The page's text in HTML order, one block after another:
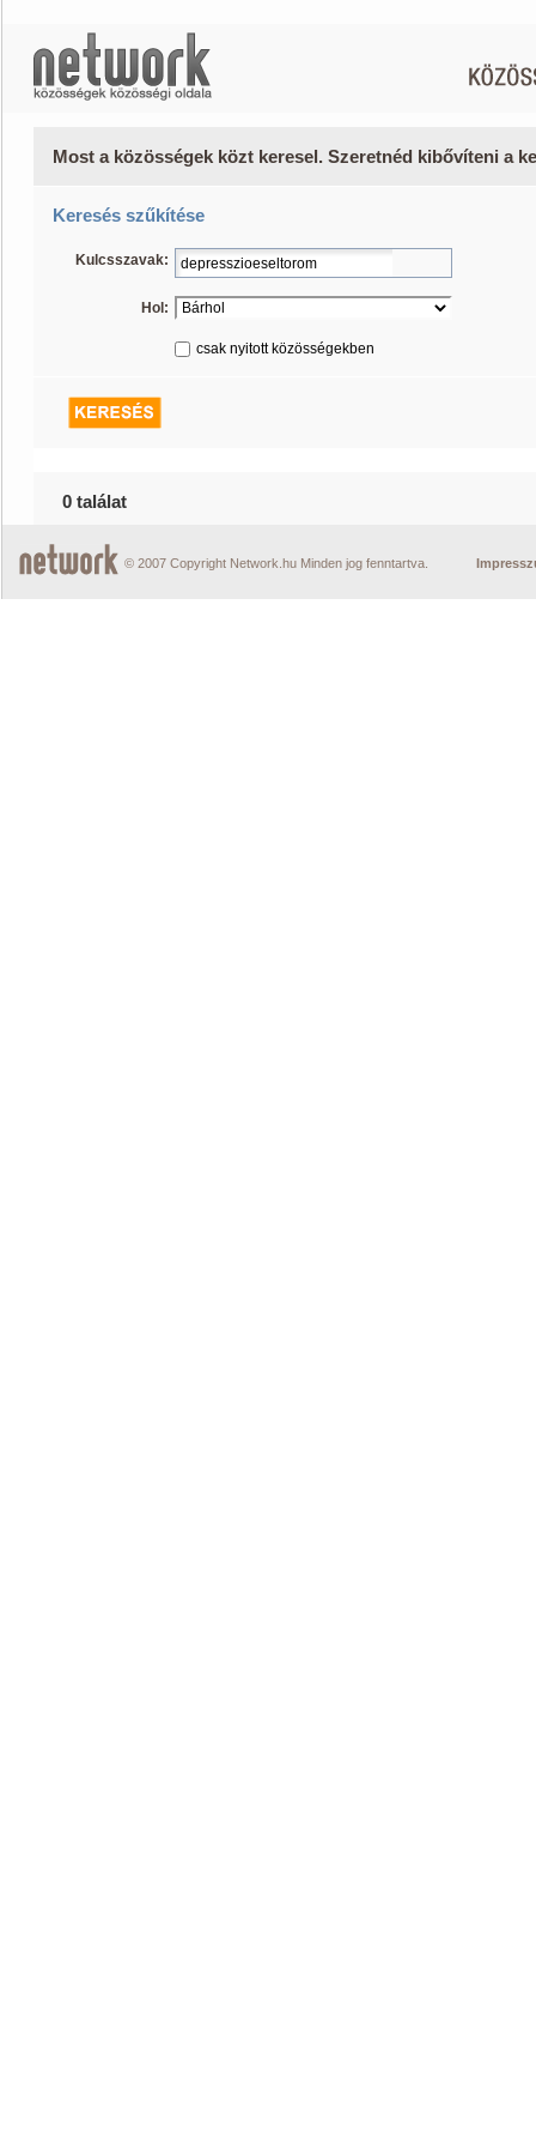
Most a közösségek közt keresel. Szeretnéd kibővíteni a
Keresés szűkítése
Kulcsszavak:
Hol:
csak nyitott közösségekben
0 találat
© 2007 Copyright Network.hu Minden jog fenntartva.